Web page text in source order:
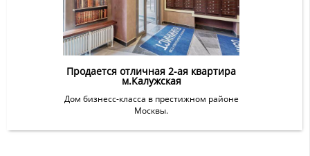
Продается отличная 2-ая квартира
м.Калужская
Дом бизнесс-класса в престижном районе
Москвы.